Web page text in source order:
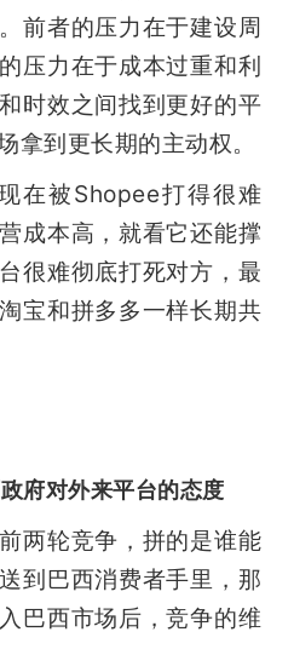
前者的压力在于建设周
压力在于成本过重和利
时效之间找到更好的平
拿到更长期的主动权。
在被Shopee打得很难
成本高，就看它还能撑
很难彻底打死对方，最
宝和拼多多一样长期共
府对外来平台的态度
两轮竞争，拼的是谁能
到巴西消费者手里，那
巴西市场后，竞争的维